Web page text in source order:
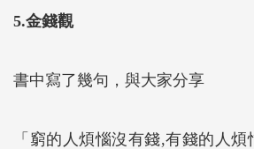
5.金錢觀
書中寫了幾句，與大家分享
「窮的人煩惱沒有錢,有錢的人